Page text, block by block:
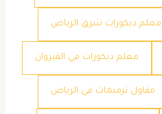
معلم ديكورات شرق الرياض
معلم ديكورات في القيروان
مقاول ترميمات في الرياض